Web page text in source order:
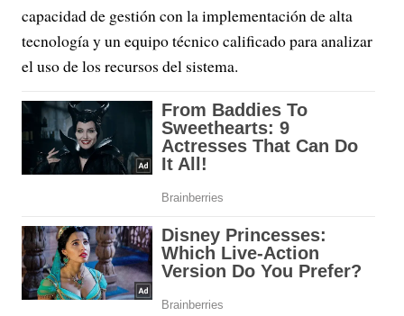
capacidad de gestión con la implementación de alta
tecnología y un equipo técnico calificado para analizar
el uso de los recursos del sistema.